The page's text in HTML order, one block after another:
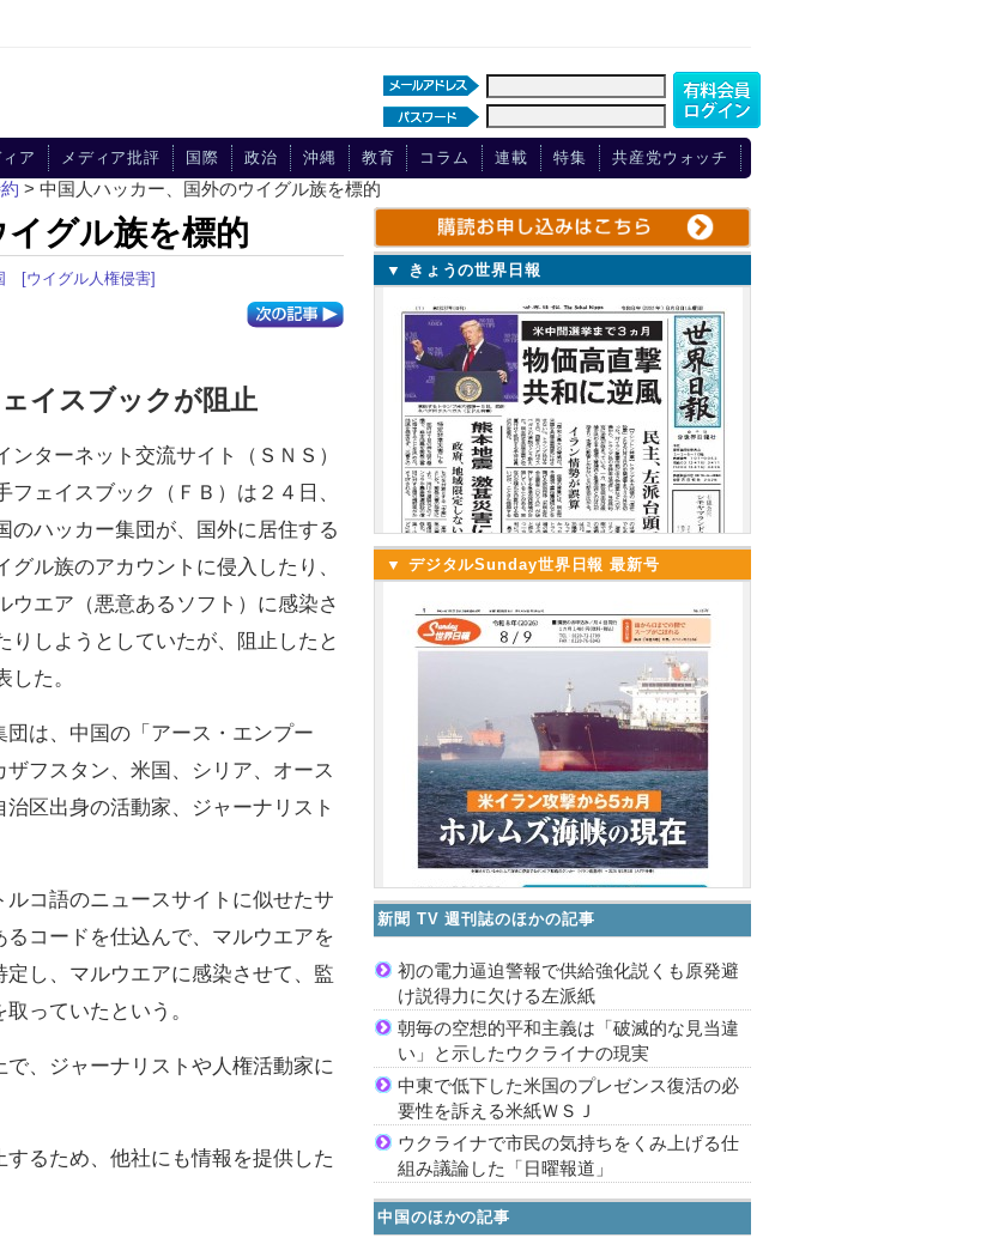
ア メディア批評 国際 政治 沖縄 教育 コラム 連載 特集 共産党ウォッチ
> 中国人ハッカー、国外のウイグル族を標的
グル族を標的
[ウイグル人権侵害]
イスブックが阻止
ンターネット交流サイト（ＳＮＳ）
フェイスブック（ＦＢ）は２４日、
のハッカー集団が、国外に居住する
グル族のアカウントに侵入したり、
ウエア（悪意あるソフト）に感染さ
りしようとしていたが、阻止したと
した。
は、中国の「アース・エンプー
フスタン、米国、シリア、オース
区出身の活動家、ジャーナリスト
コ語のニュースサイトに似せたサ
コードを仕込んで、マルウエアを
し、マルウエアに感染させて、監
っていたという。
、ジャーナリストや人権活動家に
るため、他社にも情報を提供した
▼ きょうの世界日報
▼ デジタルSunday世界日報 最新号
新聞 TV 週刊誌のほかの記事
初の電力逼迫警報で供給強化説くも原発避
け説得力に欠ける左派紙
朝毎の空想的平和主義は「破滅的な見当違
い」と示したウクライナの現実
中東で低下した米国のプレゼンス復活の必
要性を訴える米紙ＷＳＪ
ウクライナで市民の気持ちをくみ上げる仕
組み議論した「日曜報道」
中国のほかの記事